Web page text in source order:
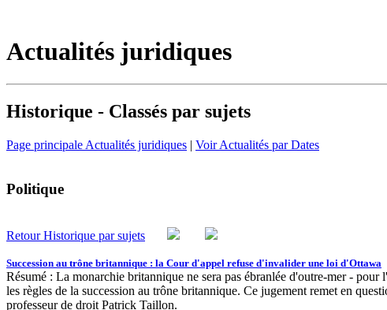
Actualités juridiques
Historique - Classés par sujets
Page principale Actualités juridiques | Voir Actualités par Dates
Politique
Retour Historique par sujets
Succession au trône britannique : la Cour d'appel refuse d'invalider une loi d'Ottawa
Résumé : La monarchie britannique ne sera pas ébranlée d'outre-mer -
les règles de la succession au trône britannique. Ce jugement remet en
professeur de droit Patrick Taillon.